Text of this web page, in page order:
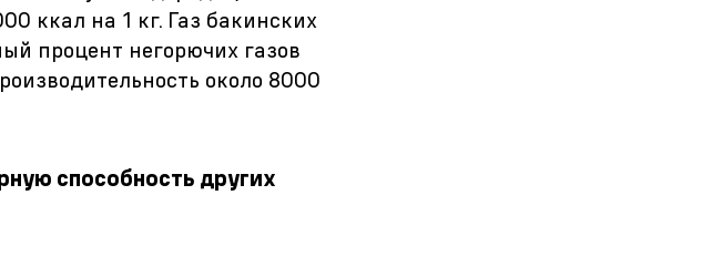
ккал на 1 кг. Газ бакинских
процент негорючих газов
около 8000
способность других